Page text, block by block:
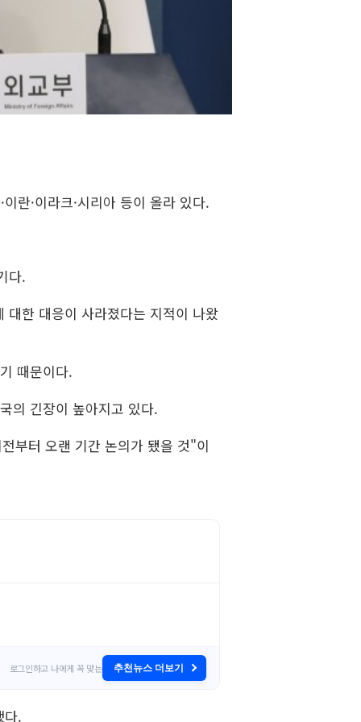
란·이라크·시리아 등이 올라 있다.
다.
대한 대응이 사라졌다는 지적이 나왔
때문이다.
의 긴장이 높아지고 있다.
부터 오랜 기간 논의가 됐을 것"이
로그인하고 나에게 꼭 맞는 추천뉴스 더보기
다.